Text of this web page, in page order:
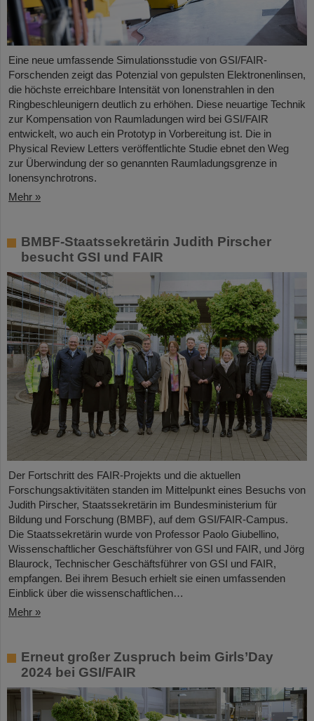
Eine neue umfassende Simulationsstudie von GSI/FAIR-
Forschenden zeigt das Potenzial von gepulsten Elektronenlinsen,
die höchste erreichbare Intensität von Ionenstrahlen in den
Ringbeschleunigern deutlich zu erhöhen. Diese neuartige Technik
zur Kompensation von Raumladungen wird bei GSI/FAIR
entwickelt, wo auch ein Prototyp in Vorbereitung ist. Die in
Physical Review Letters veröffentlichte Studie ebnet den Weg
zur Überwindung der so genannten Raumladungsgrenze in
Ionensynchrotrons.
Mehr »
BMBF-Staatssekretärin Judith Pirscher
besucht GSI und FAIR
Der Fortschritt des FAIR-Projekts und die aktuellen
Forschungsaktivitäten standen im Mittelpunkt eines Besuchs von
Judith Pirscher, Staatssekretärin im Bundesministerium für
Bildung und Forschung (BMBF), auf dem GSI/FAIR-Campus.
Die Staatssekretärin wurde von Professor Paolo Giubellino,
Wissenschaftlicher Geschäftsführer von GSI und FAIR, und Jörg
Blaurock, Technischer Geschäftsführer von GSI und FAIR,
empfangen. Bei ihrem Besuch erhielt sie einen umfassenden
Einblick über die wissenschaftlichen…
Mehr »
Erneut großer Zuspruch beim Girls’Day
2024 bei GSI/FAIR